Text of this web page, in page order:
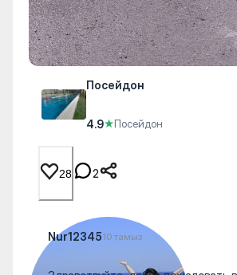
Посейдон
4.9★Посейдон
28 2
Nur1234510 тамыз